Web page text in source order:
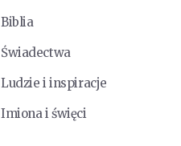
Biblia
Świadectwa
Ludzie i inspiracje
Imiona i święci